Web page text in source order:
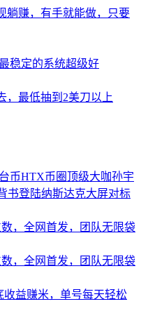
躺赚，有手就能做，只要
稳定的系统超级好
，最低抽到2美刀以上
币HTX币圈顶级大咖孙宇
书登陆纳斯达克大屏对标
，全网首发，团队无限袋
，全网首发，团队无限袋
收益赚米，单号每天轻松